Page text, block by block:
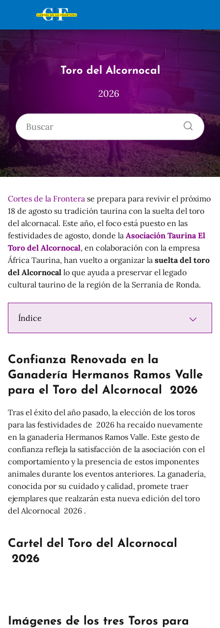
Toro del Alcornocal
2026
Cortes de la Frontera se prepara para revivir el próximo
18 de agosto su tradición taurina con la suelta del toro
del alcornacal. Este año, el foco está puesto en las
festividades de agosto, donde la Asociación Taurina El
Toro del Alcornocal, en colaboración con la empresa
África Taurina, han vuelto a organizar la suelta del toro
del Alcornocal lo que ayuda a preservar el legado
cultural taurino de la región de la Serranía de Ronda.
Índice
Confianza Renovada en la
Ganadería Hermanos Ramos Valle
para el Toro del Alcornocal 2026
Tras el éxito del año pasado, la elección de los toros
para las festividades de 2026 ha recaído nuevamente
en la ganadería Hermanos Ramos Valle. Este gesto de
confianza refleja la satisfacción de la asociación con el
comportamiento y la presencia de estos imponentes
animales durante los eventos anteriores. La ganadería,
conocida por su cuidado y calidad, promete traer
ejemplares que realzarán esta nueva edición del toro
del Alcornocal 2026 .
Cartel del Toro del Alcornocal
2026
Imágenes de los tres Toros para